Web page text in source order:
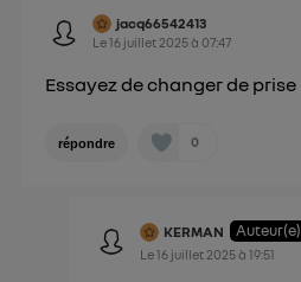
jacq66542413
Le16 juillet 2025à 07:47
Essayez de changer de prise
répondre 0
KERMAN Auteur(e)
Le16 juillet 2025à19:51